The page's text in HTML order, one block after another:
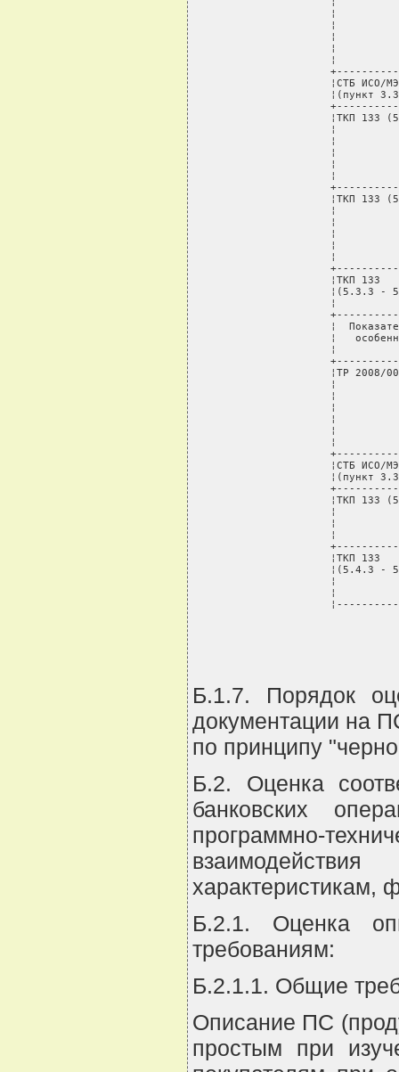
Б.1.7. Порядок
документации на
по принципу
Б.2. Оценка
банковских
программно-
характеристикам,
Б.2.1. Оценка
требованиям:
Б.2.1.1. Общие
Описание ПС
простым при